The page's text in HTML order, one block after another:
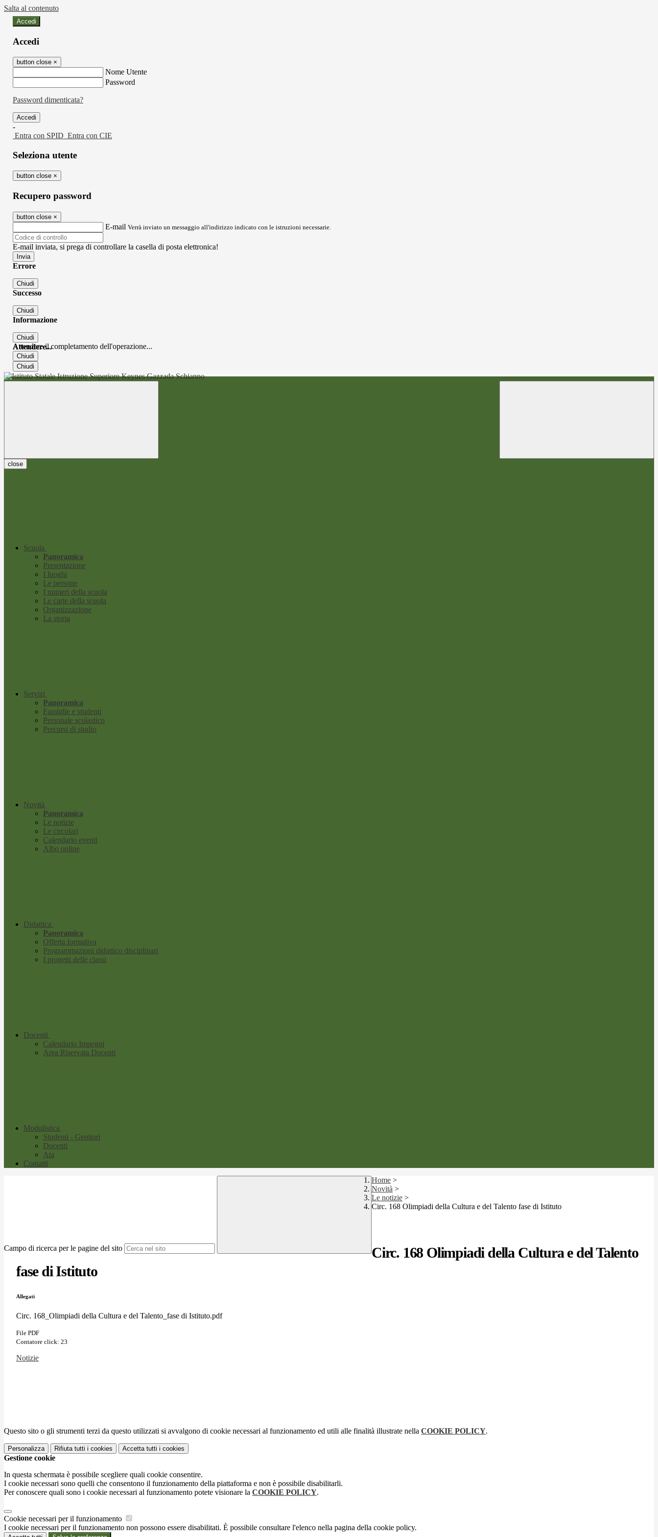
Salta al contenuto
Accedi
Accedi
button close ×
Nome Utente
Password
Password dimenticata?
-
Entra con SPID Entra con CIE
Seleziona utente
button close ×
Recupero password
button close ×
E-mail Verrà inviato un messaggio all'indirizzo indicato con le istruzioni necessarie.
E-mail inviata, si prega di controllare la casella di posta elettronica!
Errore
Chiudi
Successo
Chiudi
Informazione
Chiudi
Attendere...
Attendere il completamento dell'operazione...
Chiudi
Chiudi
close
Scuola
Panoramica
Presentazione
I luoghi
Le persone
I numeri della scuola
Le carte della scuola
Organizzazione
La storia
Servizi
Panoramica
Famiglie e studenti
Personale scolastico
Percorsi di studio
Novità
Panoramica
Le notizie
Le circolari
Calendario eventi
Albo online
Didattica
Panoramica
Offerta formativa
Programmazioni didattico disciplinari
I progetti delle classi
Docenti
Calendario Impegni
Area Riservata Docenti
Modulistica
Studenti - Genitori
Docenti
Ata
Contatti
Campo di ricerca per le pagine del sito
Home >
Novità >
Le notizie >
Circ. 168 Olimpiadi della Cultura e del Talento fase di Istituto
Circ. 168 Olimpiadi della Cultura e del Talento
fase di Istituto
Allegati
Circ. 168_Olimpiadi della Cultura e del Talento_fase di Istituto.pdf
File PDF
Contatore click: 23
Notizie
Questo sito o gli strumenti terzi da questo utilizzati si avvalgono di cookie necessari al funzionamento ed utili alle finalità illustrate nella COOKIE POLICY.
Personalizza Rifiuta tutti i cookies Accetta tutti i cookies
Gestione cookie
In questa schermata è possibile scegliere quali cookie consentire.
I cookie necessari sono quelli che consentono il funzionamento della piattaforma e non è possibile disabilitarli.
Per conoscere quali sono i cookie necessari al funzionamento potete visionare la COOKIE POLICY.
Cookie necessari per il funzionamento
I cookie necessari per il funzionamento non possono essere disabilitati. È possibile consultare l'elenco nella pagina della cookie policy.